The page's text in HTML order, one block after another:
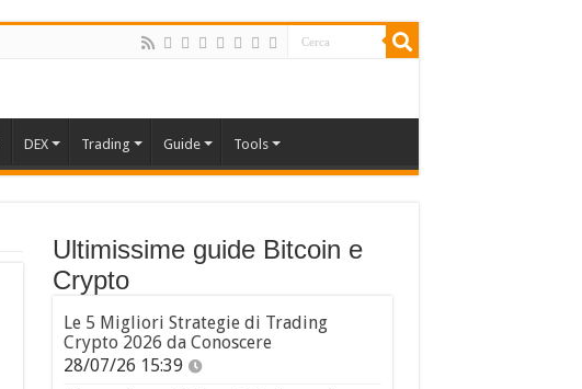
DEX Trading Guide Tools
Ultimissime guide Bitcoin e
Crypto
Le 5 Migliori Strategie di Trading
Crypto 2026 da Conoscere
28/07/26 15:39